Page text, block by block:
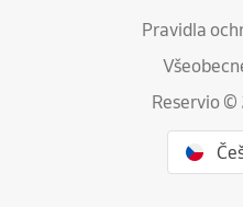
Pravidla
Reservio